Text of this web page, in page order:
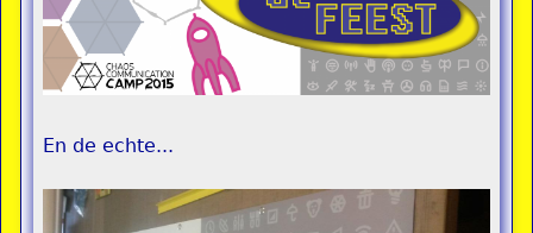
En de echte...